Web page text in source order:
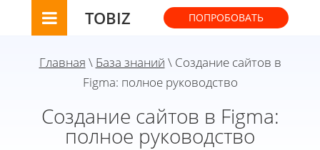
TOBIZ ПОПРОБОВАТЬ
Главная \ База знаний \ Создание сайтов в
Figma: полное руководство
Создание сайтов в Figma:
полное руководство